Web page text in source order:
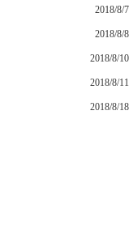
2018/8/7
2018/8/8
2018/8/10
2018/8/11
2018/8/18